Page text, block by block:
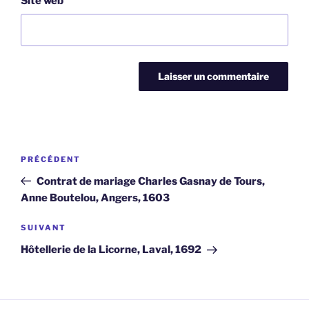
Navigation
l’article
Article
précédent
PRÉCÉDENT
Contrat de mariage Charles Gasnay de Tours,
Anne Boutelou, Angers, 1603
Article
suivant
SUIVANT
Hôtellerie de la Licorne, Laval, 1692